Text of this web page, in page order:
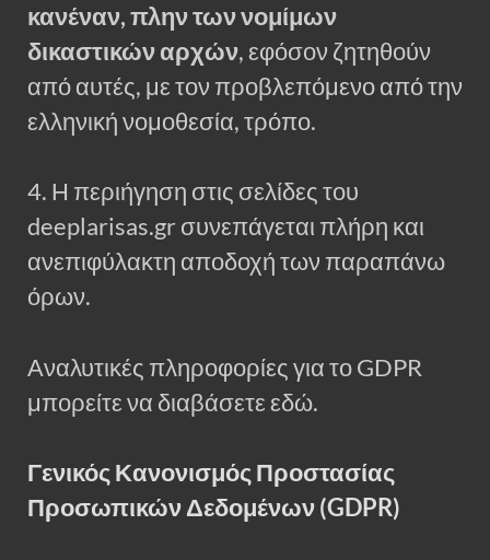
κανέναν, πλην των νομίμων
δικαστικών αρχών, εφόσον ζητηθούν
από αυτές, με τον προβλεπόμενο από την
ελληνική νομοθεσία, τρόπο.
4. Η περιήγηση στις σελίδες του
deeplarisas.gr συνεπάγεται πλήρη και
ανεπιφύλακτη αποδοχή των παραπάνω
όρων.
Αναλυτικές πληροφορίες για το GDPR
μπορείτε να διαβάσετε εδώ.
Γενικός Κανονισμός Προστασίας
Προσωπικών Δεδομένων (GDPR)